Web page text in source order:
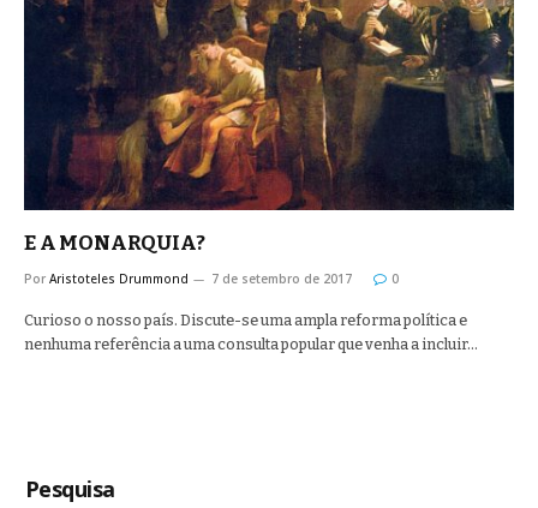
E A MONARQUIA?
Por Aristoteles Drummond 7 de setembro de 2017 0
Curioso o nosso país. Discute-se uma ampla reforma política e
nenhuma referência a uma consulta popular que venha a incluir…
Pesquisa